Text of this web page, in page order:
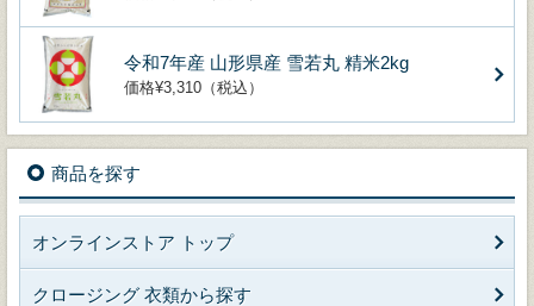
令和7年産 山形県産 雪若丸 精米2kg
価格¥3,310（税込）
商品を探す
オンラインストア トップ
クロージング 衣類から探す